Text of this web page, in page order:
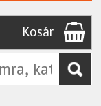
Kosár